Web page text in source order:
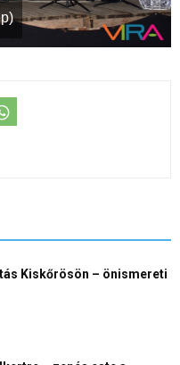
Kiskőrösön – önismereti